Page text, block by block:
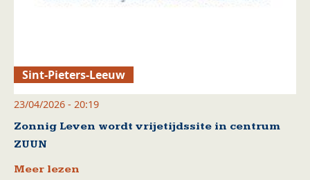
Sint-Pieters-Leeuw
23/04/2026 - 20:19
Zonnig Leven wordt vrijetijdssite in centrum
ZUUN
Meer lezen